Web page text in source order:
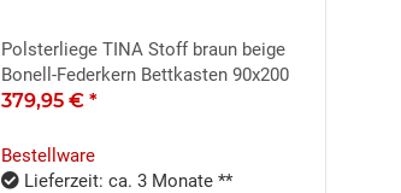
Polsterliege TINA Stoff braun beige
Bonell-Federkern Bettkasten 90x200
379,95 € *
Bestellware
Lieferzeit: ca. 3 Monate **